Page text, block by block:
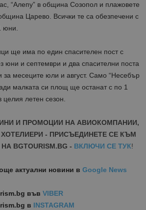
“Алепу” в община Созопол и плажовете
Царево. Всички те са обезпечени с
юни.
ще има по един спасителен пост с
юни и септември и два спасителни поста
за месеците юли и август. Само “Несебър
малката си площ ще останат с по 1
целия летен сезон.
И ПРОМОЦИИ НА АВИОКОМПАНИИ,
- ПРИСЪЕДИНЕТЕ СЕ КЪМ
BGTOURISM.BG - ВКЛЮЧИ СЕ ТУК!
актуални новини в Google News
във VIBER
в INSTAGRAM